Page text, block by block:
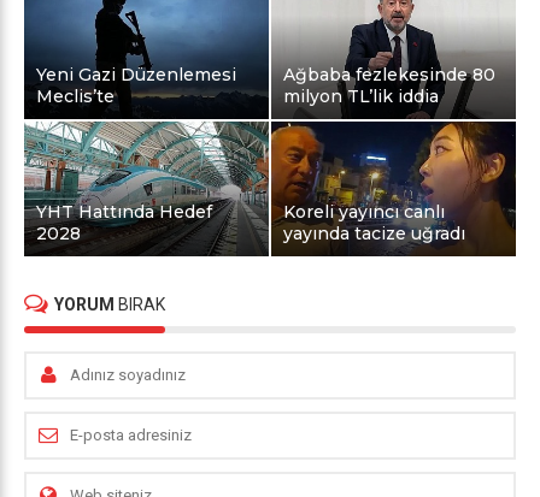
Yeni Gazi Düzenlemesi
Meclis’te
Ağbaba fezlekesinde 80
milyon TL’lik iddia
YHT Hattında Hedef
2028
Koreli yayıncı canlı
yayında tacize uğradı
YORUM BIRAK